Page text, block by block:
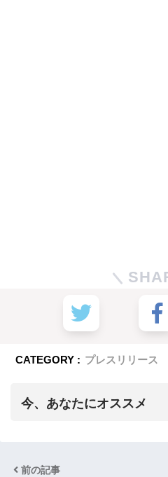
CATEGORY : プレスリリース
今、あなたにオススメ
前の記事